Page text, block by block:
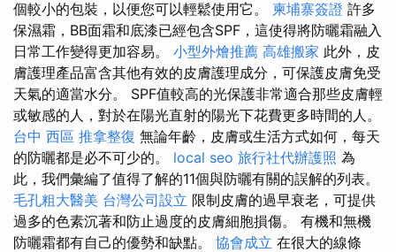
個較小的包裝，以便您可以輕鬆使用它。 柬埔寨簽證 許多
保濕霜，BB面霜和底漆已經包含SPF，這使得將防曬霜融入
日常工作變得更加容易。 小型外燴推薦 高雄搬家 此外，皮
膚護理產品富含其他有效的皮膚護理成分，可保護皮膚免受
天氣的適當水分。 SPF值較高的光保護非常適合那些皮膚輕
或敏感的人，對於在陽光直射的陽光下花費更多時間的人。
台中 西區 推拿整復 無論年齡，皮膚或生活方式如何，每天
的防曬都是必不可少的。 local seo 旅行社代辦護照 為
此，我們彙編了值得了解的11個與防曬有關的誤解的列表。
毛孔粗大醫美 台灣公司設立 限制皮膚的過早衰老，可提供
過多的色素沉著和防止過度的皮膚細胞損傷。 有機和無機
防曬霜都有自己的優勢和缺點。 協會成立 在很大的線條